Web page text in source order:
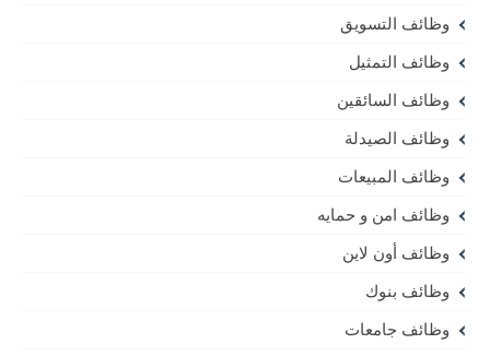
وظائف التسويق
وظائف التمثيل
وظائف السائقين
وظائف الصيدلة
وظائف المبيعات
وظائف امن و حمايه
وظائف أون لاين
وظائف بنوك
وظائف جامعات